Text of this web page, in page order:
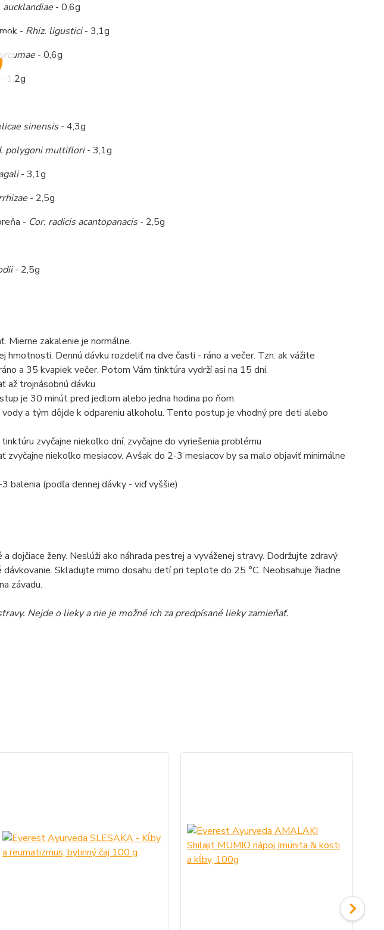
aucklandiae- 0,6g
- Rhiz. ligustici- 3,1g
- 0,6g
1,2g
sinensis- 4,3g
polygoni multiflori- 3,1g
- 3,1g
- 2,5g
- Cor. radicis acantopanacis- 2,5g
- 2,5g
Mierne zakalenie je normálne.
hmotnosti. Dennú dávku rozdeliť na dve časti - ráno a večer. Tzn. ak vážite
a 35 kvapiek večer. Potom Vám tinktúra vydrží asi na 15 dní.
až trojnásobnú dávku
je 30 minút pred jedlom alebo jedna hodina po ňom.
a tým dôjde k odpareniu alkoholu. Tento postup je vhodný pre deti alebo
zvyčajne niekoľko dní, zvyčajne do vyriešenia problému
zvyčajne niekoľko mesiacov. Avšak do 2-3 mesiacov by sa malo objaviť minimálne
balenia (podľa dennej dávky - viď vyššie)
dojčiace ženy. Neslúži ako náhrada pestrej a vyváženej stravy. Dodržujte zdravý
Skladujte mimo dosahu detí pri teplote do 25 °C. Neobsahuje žiadne
závadu.
Nejde o lieky a nie je možné ich za predpísané lieky zamieňať.